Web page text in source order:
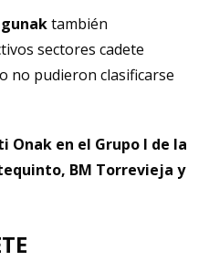
también
sectores cadete
no pudieron clasificarse
Onak en el Grupo I de la
BM Torrevieja y